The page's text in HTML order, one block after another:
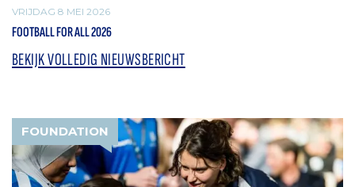
VRIJDAG 8 MEI 2026
FOOTBALL FOR ALL 2026
BEKIJK VOLLEDIG NIEUWSBERICHT
FOUNDATION